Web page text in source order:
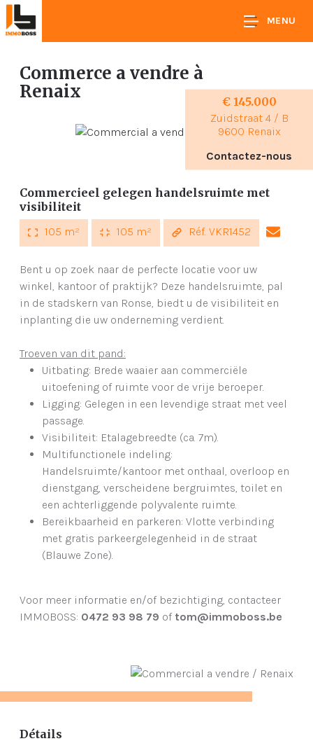
MENU
Commerce a vendre à
Renaix
€ 145.000
Zuidstraat 4 / B
9600 Renaix
Contactez-nous
Commercieel gelegen handelsruimte met
visibiliteit
105 m² 105 m² Réf. VKR1452
Bent u op zoek naar de perfecte locatie voor uw
winkel, kantoor of praktijk? Deze handelsruimte, pal
in de stadskern van Ronse, biedt u de visibiliteit en
inplanting die uw onderneming verdient.
Troeven van dit pand:
Uitbating: Brede waaier aan commerciële
uitoefening of ruimte voor de vrije beroeper.
Ligging: Gelegen in een levendige straat met veel
passage.
Visibiliteit: Etalagebreedte (ca. 7m).
Multifunctionele indeling:
Handelsruimte/kantoor met onthaal, overloop en
dienstgang, verscheidene bergruimtes, toilet en
een achterliggende polyvalente ruimte.
Bereikbaarheid en parkeren: Vlotte verbinding
met gratis parkeergelegenheid in de straat
(Blauwe Zone).
Voor meer informatie en/of bezichtiging, contacteer
IMMOBOSS: 0472 93 98 79 of tom@immoboss.be
Détails